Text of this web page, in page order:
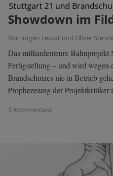
Stuttgart 21 und
Showdown im
Von Jürgen Lessat und Oliver
Das milliardenteure Bahnprojekt
Fertigstellung – und wird wegen
Brandschutzes nie in Betrieb
Prophezeiung der
5 Kommentare